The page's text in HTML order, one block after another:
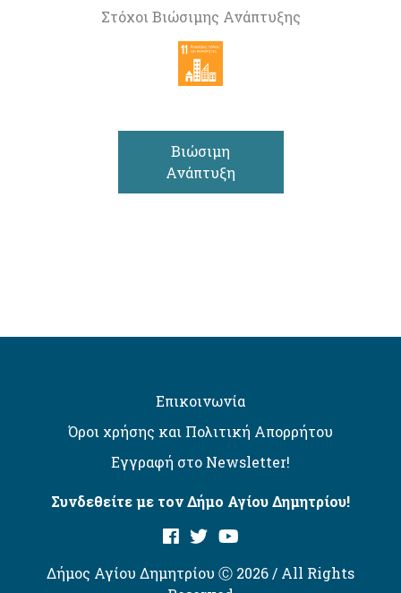
Στόχοι Βιώσιμης Ανάπτυξης
Βιώσιμη
Ανάπτυξη
Επικοινωνία
Όροι χρήσης και Πολιτική Απορρήτου
Εγγραφή στο Newsletter!
Συνδεθείτε με τον Δήμο Αγίου Δημητρίου!
Δήμος Αγίου Δημητρίου Ⓒ 2026 / All Rights